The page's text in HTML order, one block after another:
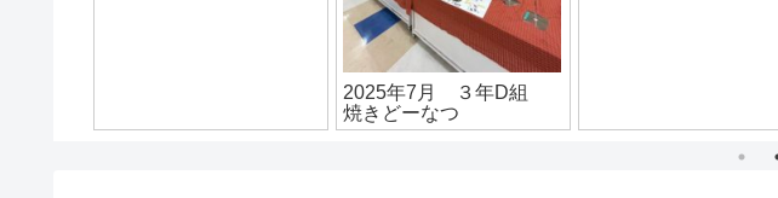
2025年7月 ３年D組
焼きどーなつ